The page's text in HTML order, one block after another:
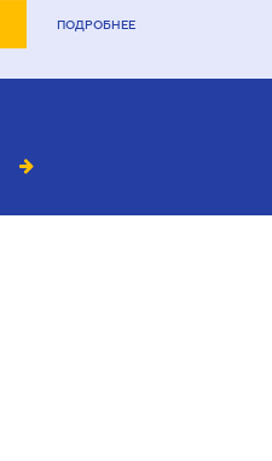
ПОДРОБНЕЕ